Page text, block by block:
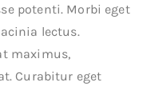
potenti. Morbi eget
lectus.
maximus,
Curabitur eget